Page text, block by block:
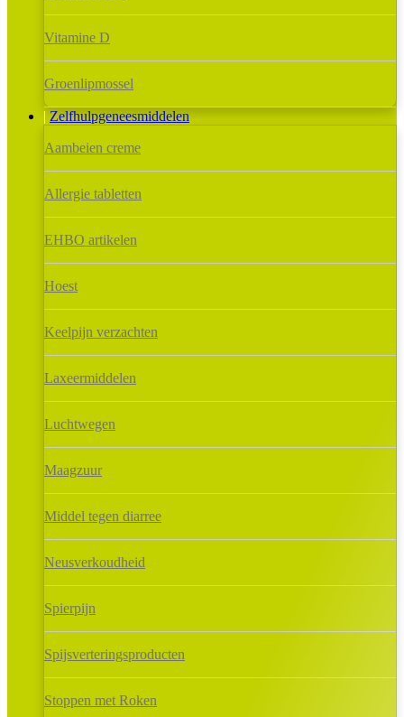
Vitamine D
Groenlipmossel
Zelfhulpgeneesmiddelen
Aambeien creme
Allergie tabletten
EHBO artikelen
Hoest
Keelpijn verzachten
Laxeermiddelen
Luchtwegen
Maagzuur
Middel tegen diarree
Neusverkoudheid
Spierpijn
Spijsverteringsproducten
Stoppen met Roken